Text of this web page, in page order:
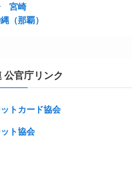
宮崎
（那覇）
公官庁リンク
トカード協会
ト協会